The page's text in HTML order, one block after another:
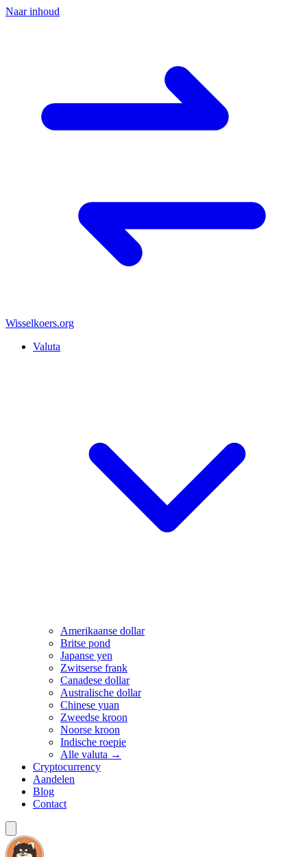
Naar inhoud
Wisselkoers.org
Valuta
Amerikaanse dollar
Britse pond
Japanse yen
Zwitserse frank
Canadese dollar
Australische dollar
Chinese yuan
Zweedse kroon
Noorse kroon
Indische roepie
Alle valuta →
Cryptocurrency
Aandelen
Blog
Contact